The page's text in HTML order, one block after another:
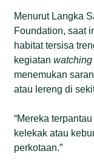
Menurut Langka
Foundation, saat
habitat tersisa
kegiatanwatching
menemukan
atau lereng di
“Mereka
kelekak atau
perkotaan.”